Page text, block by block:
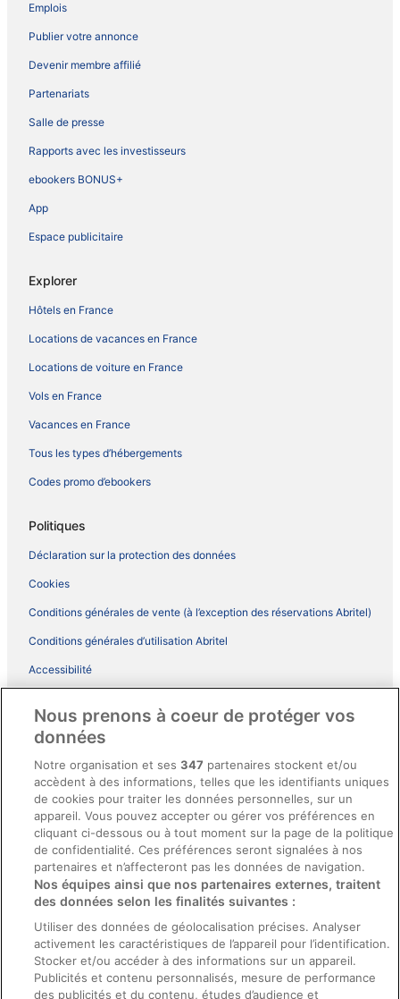
Emplois
Publier votre annonce
Devenir membre affilié
Partenariats
Salle de presse
Rapports avec les investisseurs
ebookers BONUS+
App
Espace publicitaire
Explorer
Hôtels en France
Locations de vacances en France
Locations de voiture en France
Vols en France
Vacances en France
Tous les types d’hébergements
Codes promo d’ebookers
Politiques
Déclaration sur la protection des données
Cookies
Conditions générales de vente (à l’exception des réservations Abritel)
Conditions générales d’utilisation Abritel
Accessibilité
Conditions générales du programme BONUS+ d’ebookers
Directives de contenu et signalement de contenus
Aide
Soutien
Annuler votre réservation d’hôtel ou de propriété de vacances
Échéances de remboursement
Utiliser un coupon ebookers
Nous prenons à coeur de protéger vos
données
Notre organisation et ses347 partenaires stockent et/ou
accèdent à des informations, telles que les identifiants uniques
de cookies pour traiter les données personnelles, sur un
appareil. Vous pouvez accepter ou gérer vos préférences en
cliquant ci-dessous ou à tout moment sur la page de la politique
de confidentialité. Ces préférences seront signalées à nos
partenaires et n’affecteront pas les données de navigation.
Nos équipes ainsi que nos partenaires externes, traitent
des données selon les finalités suivantes :
Utiliser des données de géolocalisation précises. Analyser
activement les caractéristiques de l’appareil pour l’identification.
Stocker et/ou accéder à des informations sur un appareil.
Publicités et contenu personnalisés, mesure de performance
des publicités et du contenu, études d’audience et